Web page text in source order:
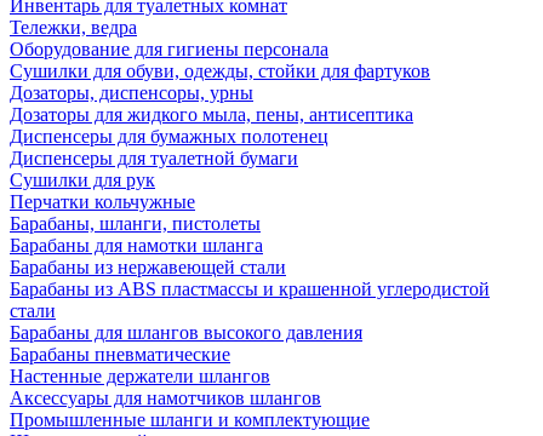
Инвентарь для туалетных комнат
Тележки, ведра
Оборудование для гигиены персонала
Сушилки для обуви, одежды, стойки для фартуков
Дозаторы, диспенсоры, урны
Дозаторы для жидкого мыла, пены, антисептика
Диспенсеры для бумажных полотенец
Диспенсеры для туалетной бумаги
Сушилки для рук
Перчатки кольчужные
Барабаны, шланги, пистолеты
Барабаны для намотки шланга
Барабаны из нержавеющей стали
Барабаны из ABS пластмассы и крашенной углеродистой
стали
Барабаны для шлангов высокого давления
Барабаны пневматические
Настенные держатели шлангов
Аксессуары для намотчиков шлангов
Промышленные шланги и комплектующие